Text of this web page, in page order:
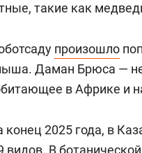
такие как
произошло
Даман Брюса —
в Африке и
2025 года, в
В